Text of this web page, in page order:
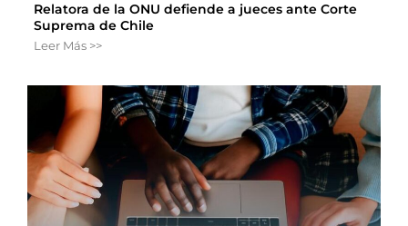
Relatora de la ONU defiende a jueces ante Corte
Suprema de Chile
Leer Más >>